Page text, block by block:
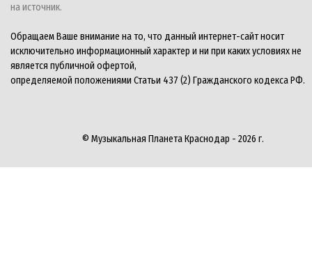
на источник.
Обращаем Ваше внимание на то, что данный интернет-сайт носит
исключительно информационный характер и ни при каких условиях не
является публичной офертой,
определяемой положениями Статьи 437 (2) Гражданского кодекса РФ.
© Музыкальная Планета Краснодар - 2026 г.